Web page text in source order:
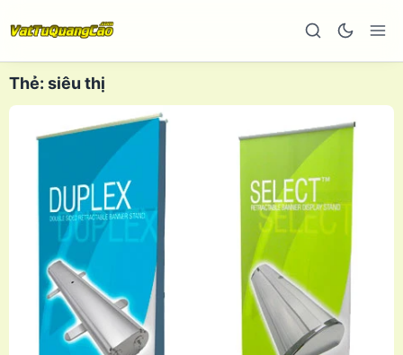
Thẻ: siêu thị